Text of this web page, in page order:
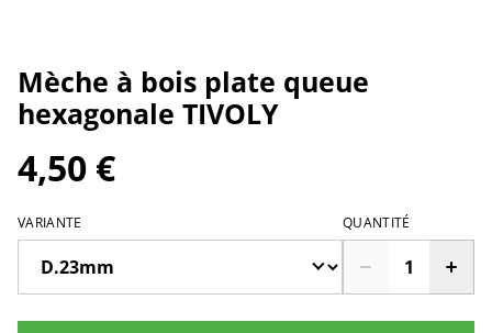
Mèche à bois plate queue
hexagonale TIVOLY
4,50 €
VARIANTE QUANTITÉ